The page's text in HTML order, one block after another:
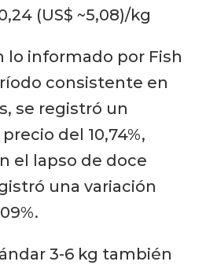
(US$ ~5,08)/kg
lo informado por Fish
consistente en
se registró un
del 10,74%,
el lapso de doce
una variación
3-6 kg también